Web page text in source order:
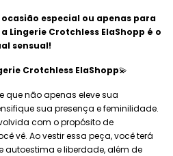
especial ou apenas para
Lingerie Crotchless ElaShopp é o
sensual!
Crotchless ElaShopp💫
que não apenas eleve sua
sua presença e feminilidade.
com o propósito de
vê. Ao vestir essa peça, você terá
autoestima e liberdade, além de